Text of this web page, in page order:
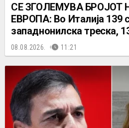
СЕ ЗГОЛЕМУВА БРОЈОТ
ЕВРОПА: Во Италија 139
западнонилска треска,
08.08.2026. 11:21